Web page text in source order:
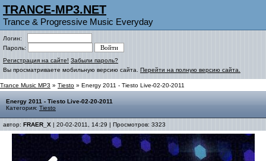
TRANCE-MP3.NET
Trance & Progressive Music Everyday
Логин:
Пароль:
Регистрация на сайте! Забыли пароль?
Вы просматриваете мобильную версию сайта. Перейти на полную версию сайта.
Trance Music MP3 » Tiesto » Energy 2011 - Tiesto Live-02-20-2011
Energy 2011 - Tiesto Live-02-20-2011
Категория: Tiesto
автор: FRAER_X | 20-02-2011, 14:29 | Просмотров: 3323